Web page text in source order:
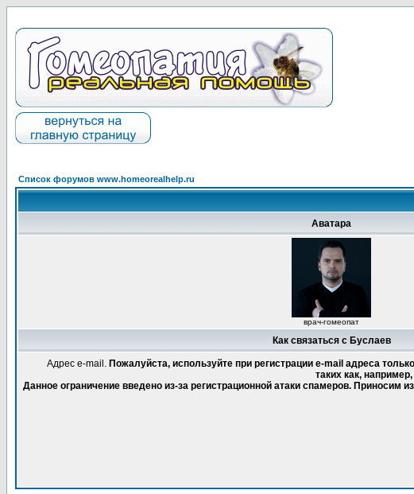
Список форумов www.homeorealhelp.ru
Аватара
врач-гомеопат
Как связаться с Буслаев
Адрес e-mail. Пожалуйста, используйте при регистрации e-mail адреса
таких как,
Данное ограничение введено из-за регистрационной атаки спамеров. Приносим